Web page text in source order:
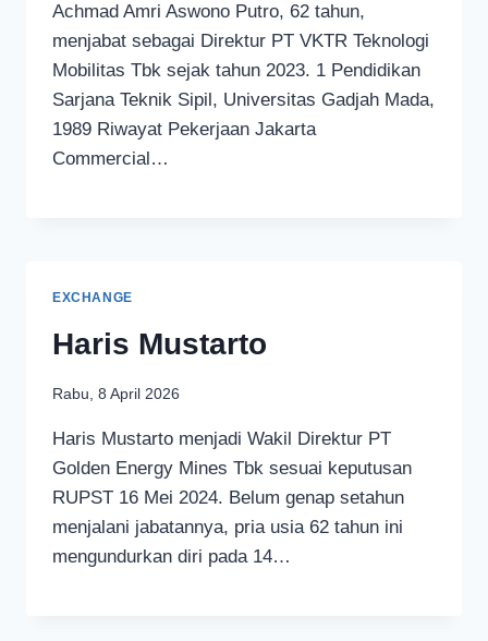
Achmad Amri Aswono Putro, 62 tahun,
menjabat sebagai Direktur PT VKTR Teknologi
Mobilitas Tbk sejak tahun 2023. 1 Pendidikan
Sarjana Teknik Sipil, Universitas Gadjah Mada,
1989 Riwayat Pekerjaan Jakarta
Commercial…
EXCHANGE
Haris Mustarto
Rabu, 8 April 2026
Haris Mustarto menjadi Wakil Direktur PT
Golden Energy Mines Tbk sesuai keputusan
RUPST 16 Mei 2024. Belum genap setahun
menjalani jabatannya, pria usia 62 tahun ini
mengundurkan diri pada 14…